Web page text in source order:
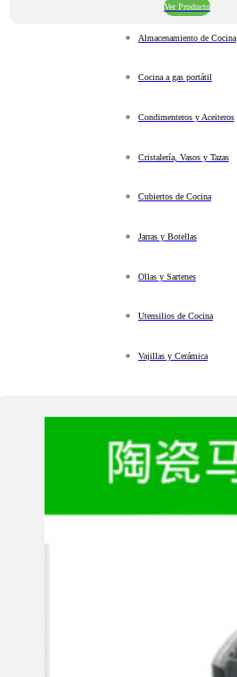
Ver Producto
Almacenamiento de Cocina
Cocina a gas portátil
Condimenteros y Aceiteros
Cristalería, Vasos y Tazas
Cubiertos de Cocina
Jarras y Botellas
Ollas y Sartenes
Utensilios de Cocina
Vajillas y Cerámica